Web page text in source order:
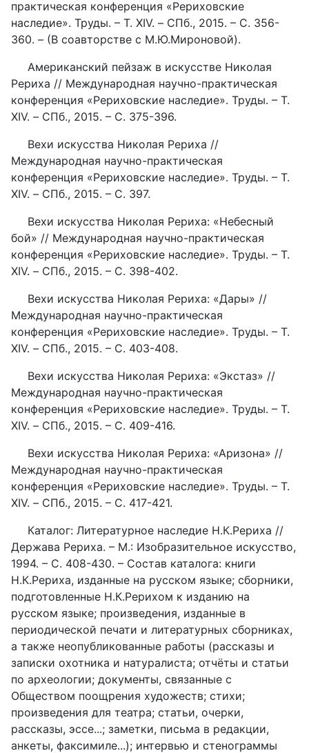
практическая конференция «Рериховские
наследие». Труды. – Т. XIV. – СПб., 2015. – С. 356-
360. – (В соавторстве с М.Ю.Мироновой).
Американский пейзаж в искусстве Николая
Рериха // Международная научно-практическая
конференция «Рериховские наследие». Труды. – Т.
XIV. – СПб., 2015. – С. 375-396.
Вехи искусства Николая Рериха //
Международная научно-практическая
конференция «Рериховские наследие». Труды. – Т.
XIV. – СПб., 2015. – С. 397.
Вехи искусства Николая Рериха: «Небесный
бой» // Международная научно-практическая
конференция «Рериховские наследие». Труды. – Т.
XIV. – СПб., 2015. – С. 398-402.
Вехи искусства Николая Рериха: «Дары» //
Международная научно-практическая
конференция «Рериховские наследие». Труды. – Т.
XIV. – СПб., 2015. – С. 403-408.
Вехи искусства Николая Рериха: «Экстаз» //
Международная научно-практическая
конференция «Рериховские наследие». Труды. – Т.
XIV. – СПб., 2015. – С. 409-416.
Вехи искусства Николая Рериха: «Аризона» //
Международная научно-практическая
конференция «Рериховские наследие». Труды. – Т.
XIV. – СПб., 2015. – С. 417-421.
Каталог: Литературное наследие Н.К.Рериха //
Держава Рериха. – М.: Изобразительное искусство,
1994. – С. 408-430. – Состав каталога: книги
Н.К.Рериха, изданные на русском языке; сборники,
подготовленные Н.К.Рерихом к изданию на
русском языке; произведения, изданные в
периодической печати и литературных сборниках,
а также неопубликованные работы (рассказы и
записки охотника и натуралиста; отчёты и статьи
по археологии; документы, связанные с
Обществом поощрения художеств; стихи;
произведения для театра; статьи, очерки,
рассказы, эссе...; заметки, письма в редакции,
анкеты, факсимиле...); интервью и стенограммы